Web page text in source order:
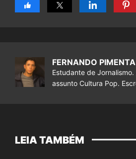
FERNANDO PIMENTA
Estudante de
assunto Cultura Pop.
LEIA TAMBÉM